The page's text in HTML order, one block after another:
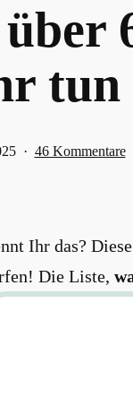
tun
46 Kommentarezu
Ihr das?
Die Liste,